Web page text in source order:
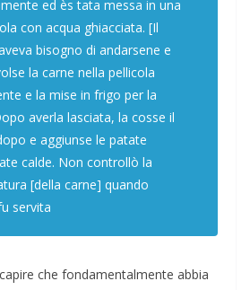
ed ès tata messa in una
con acqua ghiacciata. [Il
bisogno di andarsene e
la carne nella pellicola
e la mise in frigo per la
averla lasciata, la cosse il
e aggiunse le patate
calde. Non controllò la
[della carne] quando
servita
che fondamentalmente abbia